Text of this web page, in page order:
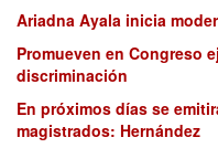
Ariadna Ayala inicia
Promueven en Congreso
discriminación
En próximos días se
magistrados: Hernández